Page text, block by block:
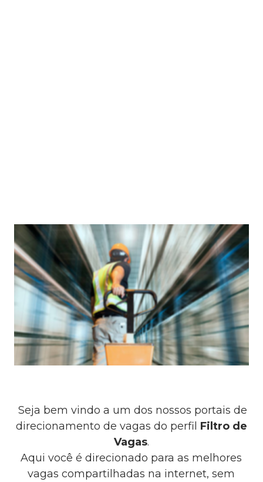
Seja bem vindo a um dos nossos portais de
direcionamento de vagas do perfil Filtro de
Vagas.
Aqui você é direcionado para as melhores
vagas compartilhadas na internet, sem